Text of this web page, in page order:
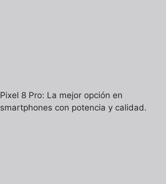
Pixel 8 Pro: La mejor opción en
smartphones con potencia y calidad.